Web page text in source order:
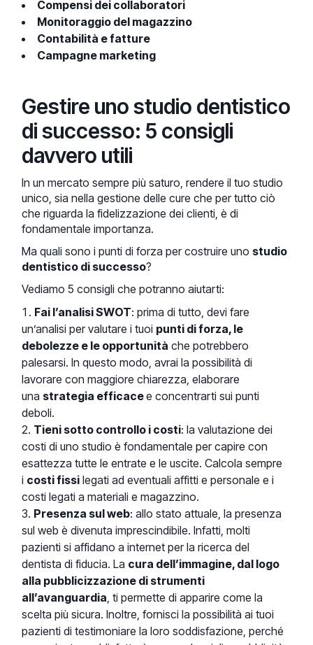
Compensi dei collaboratori
Monitoraggio del magazzino
Contabilità e fatture
Campagne marketing
Gestire uno studio dentistico
di successo: 5 consigli
davvero utili
In un mercato sempre più saturo, rendere il tuo studio
unico, sia nella gestione delle cure che per tutto ciò
che riguarda la fidelizzazione dei clienti, è di
fondamentale importanza.
Ma quali sono i punti di forza per costruire uno studio
dentistico di successo?
Vediamo 5 consigli che potranno aiutarti:
Fai l’analisi SWOT: prima di tutto, devi fare
un’analisi per valutare i tuoi punti di forza, le
debolezze e le opportunità che potrebbero
palesarsi. In questo modo, avrai la possibilità di
lavorare con maggiore chiarezza, elaborare
una strategia efficacee concentrarti sui punti
deboli.
Tieni sotto controllo i costi: la valutazione dei
costi di uno studio è fondamentale per capire con
esattezza tutte le entrate e le uscite. Calcola sempre
i costi fissi legati ad eventuali affitti e personale e i
costi legati a materiali e magazzino.
Presenza sul web: allo stato attuale, la presenza
sul web è divenuta imprescindibile. Infatti, molti
pazienti si affidano a internet per la ricerca del
dentista di fiducia. La cura dell’immagine, dal logo
alla pubblicizzazione di strumenti
all’avanguardia, ti permette di apparire come la
scelta più sicura. Inoltre, fornisci la possibilità ai tuoi
pazienti di testimoniare la loro soddisfazione, perché